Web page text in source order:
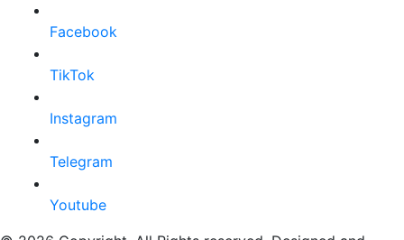
Facebook
TikTok
Instagram
Telegram
Youtube